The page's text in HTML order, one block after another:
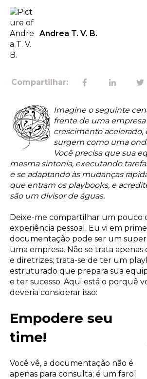
Andrea T. V. B.
Compartilhar:
Imagine o seguinte
frente de uma
crescimento acelerado,
surgem como uma
Você precisa que sua
mesma sintonia, executando
e se adaptando às mudanças
que entram os playbooks, e
são um divisor de águas.
Deixe-me compartilhar um pouco
experiência pessoal. Eu vi em
documentação pode ser um
uma empresa. Não se trata
e diretrizes; trata-se de ter um
estruturado que prepara sua
e ter sucesso. Aqui está o porquê
deveria considerar isso:
Empodere seu
time!
Você vê, a documentação não é
apenas para consulta; é um farol